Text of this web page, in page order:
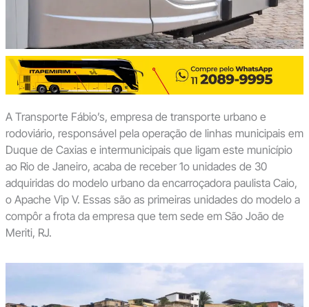
A Transporte Fábio’s, empresa de transporte urbano e
rodoviário, responsável pela operação de linhas municipais em
Duque de Caxias e intermunicipais que ligam este município
ao Rio de Janeiro, acaba de receber 1o unidades de 30
adquiridas do modelo urbano da encarroçadora paulista Caio,
o Apache Vip V. Essas são as primeiras unidades do modelo a
compôr a frota da empresa que tem sede em São João de
Meriti, RJ.